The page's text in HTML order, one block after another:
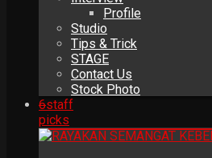
Profile
Studio
Tips & Trick
STAGE
Contact Us
Stock Photo
6staff
picks